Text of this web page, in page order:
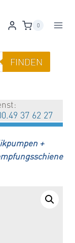
0
FINDEN
37 62 27
+